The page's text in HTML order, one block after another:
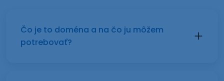
Čo je to doména a na čo ju môžem
potrebovať?